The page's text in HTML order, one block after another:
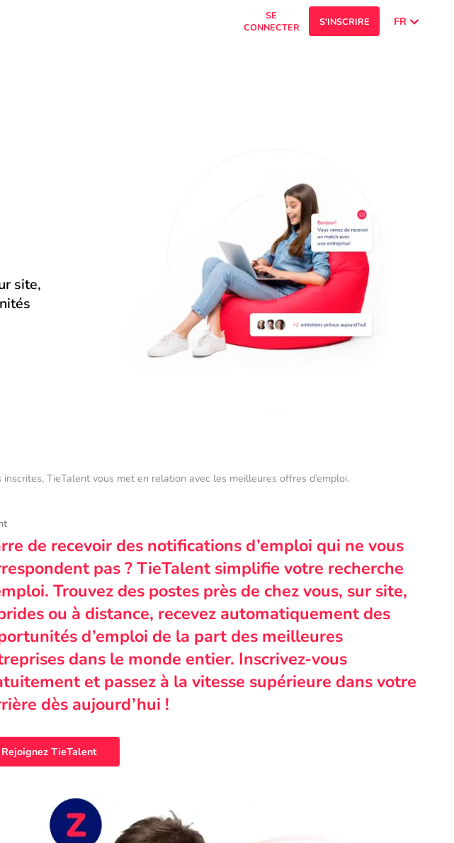
SE
CONNECTER
S'INSCRIRE FR
site,
TieTalent vous met en relation avec les meilleures offres d’emploi.
de recevoir des notifications d’emploi qui ne vous
pas ? TieTalent simplifie votre recherche
Trouvez des postes près de chez vous, sur site,
ou à distance, recevez automatiquement des
d’emploi de la part des meilleures
dans le monde entier. Inscrivez-vous
et passez à la vitesse supérieure dans votre
dès aujourd’hui !
Rejoignez TieTalent